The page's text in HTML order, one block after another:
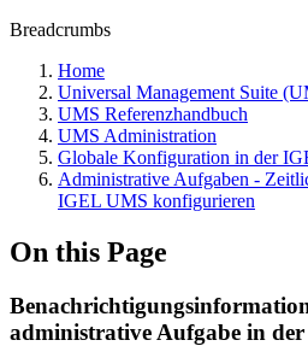
Breadcrumbs
Home
Universal Management Suite
UMS Referenzhandbuch
UMS Administration
Globale Konfiguration in der
Administrative Aufgaben -
IGEL UMS konfigurieren
On this Page
administrative Aufgabe in